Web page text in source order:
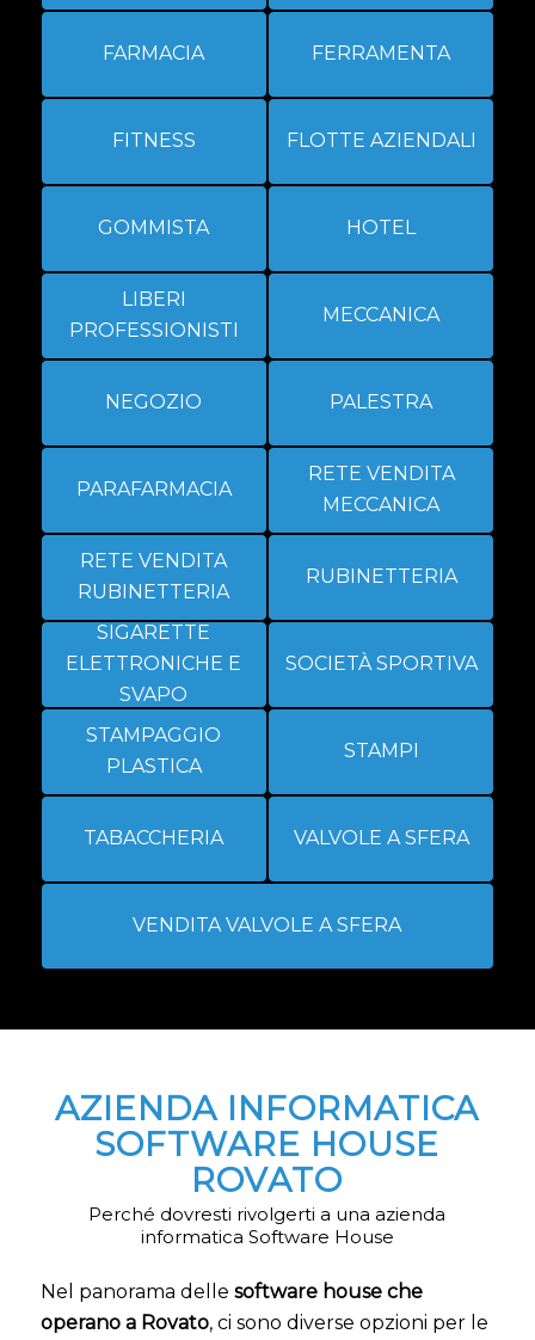
FARMACIA FERRAMENTA
FITNESS FLOTTE AZIENDALI
GOMMISTA HOTEL
LIBERI
PROFESSIONISTI
MECCANICA
NEGOZIO PALESTRA
PARAFARMACIA
RETE VENDITA
MECCANICA
RETE VENDITA
RUBINETTERIA
RUBINETTERIA
SIGARETTE
ELETTRONICHE E
SVAPO
SOCIETÀ SPORTIVA
STAMPAGGIO
PLASTICA
STAMPI
TABACCHERIA VALVOLE A SFERA
VENDITA VALVOLE A SFERA
AZIENDA INFORMATICA
SOFTWARE HOUSE
ROVATO
Perché dovresti rivolgerti a una azienda
informatica Software House
Nel panorama delle software house che
operano a Rovato, ci sono diverse opzioni per le